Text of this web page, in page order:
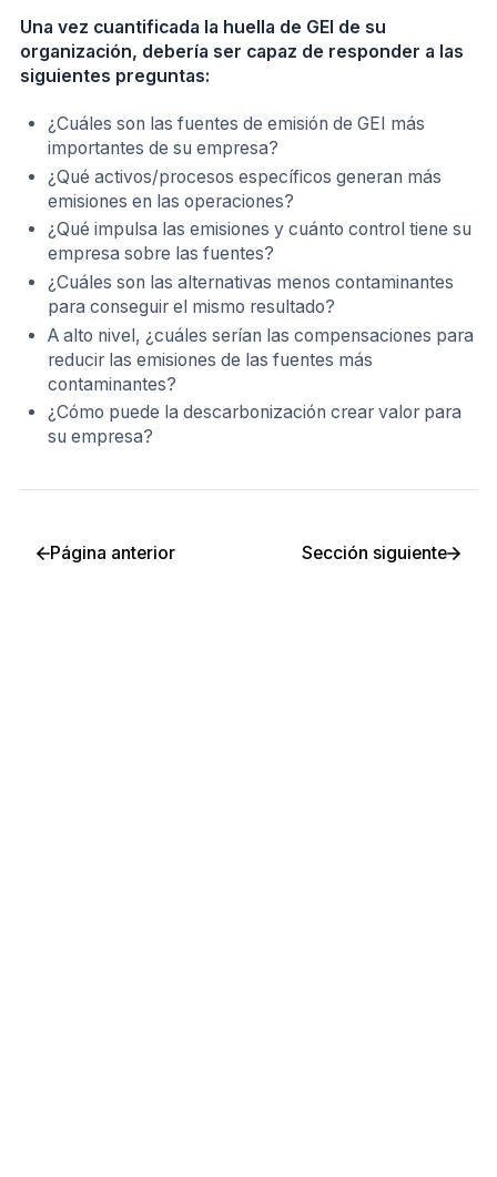
Una vez cuantificada la huella de GEI de su
organización, debería ser capaz de responder a las
siguientes preguntas:
¿Cuáles son las fuentes de emisión de GEI más
importantes de su empresa?
¿Qué activos/procesos específicos generan más
emisiones en las operaciones?
¿Qué impulsa las emisiones y cuánto control tiene su
empresa sobre las fuentes?
¿Cuáles son las alternativas menos contaminantes
para conseguir el mismo resultado?
A alto nivel, ¿cuáles serían las compensaciones para
reducir las emisiones de las fuentes más
contaminantes?
¿Cómo puede la descarbonización crear valor para
su empresa?
Página anterior Sección siguiente